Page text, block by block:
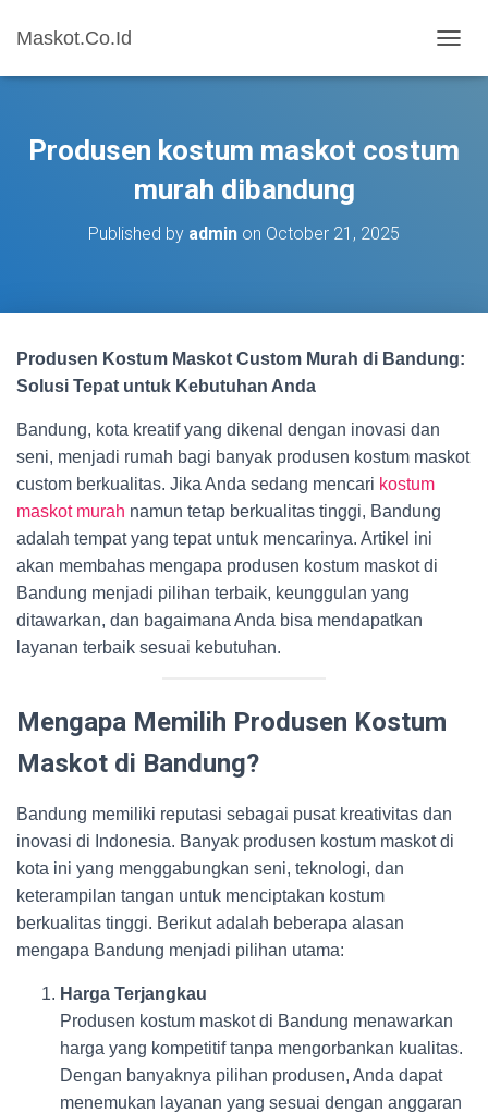
Maskot.Co.Id
O
E
N
Produsen kostum maskot costum
murah dibandung
Published by admin on October 21, 2025
Produsen Kostum Maskot Custom Murah di Bandung:
Solusi Tepat untuk Kebutuhan Anda
Bandung, kota kreatif yang dikenal dengan inovasi dan
seni, menjadi rumah bagi banyak produsen kostum maskot
custom berkualitas. Jika Anda sedang mencari kostum
maskot murah namun tetap berkualitas tinggi, Bandung
adalah tempat yang tepat untuk mencarinya. Artikel ini
akan membahas mengapa produsen kostum maskot di
Bandung menjadi pilihan terbaik, keunggulan yang
ditawarkan, dan bagaimana Anda bisa mendapatkan
layanan terbaik sesuai kebutuhan.
Mengapa Memilih Produsen Kostum
Maskot di Bandung?
Bandung memiliki reputasi sebagai pusat kreativitas dan
inovasi di Indonesia. Banyak produsen kostum maskot di
kota ini yang menggabungkan seni, teknologi, dan
keterampilan tangan untuk menciptakan kostum
berkualitas tinggi. Berikut adalah beberapa alasan
mengapa Bandung menjadi pilihan utama:
Harga Terjangkau
Produsen kostum maskot di Bandung menawarkan
harga yang kompetitif tanpa mengorbankan kualitas.
Dengan banyaknya pilihan produsen, Anda dapat
menemukan layanan yang sesuai dengan anggaran